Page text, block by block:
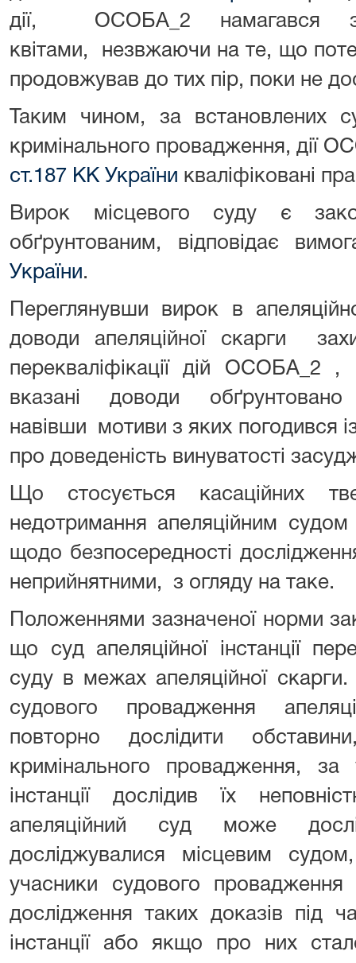
дії, ОСОБА_2 намагався
квітами, незвжаючи на те, що
продовжував до тих пір, поки не
Таким чином, за встановлених
кримінального провадження,
ст.187 КК України кваліфіковані
Вирок місцевого суду є
обґрунтованим, відповідає
України.
Переглянувши вирок в
доводи апеляційної скарги
перекваліфікації дій ОСОБА_2 ,
вказані доводи
навівши мотиви з яких погодився
про доведеність винуватості
Що стосується касаційних
недотримання апеляційним
щодо безпосередності
неприйнятними, з огляду на таке.
Положеннями зазначеної норми
що суд апеляційної інстанції
суду в межах апеляційної
судового провадження
повторно дослідити
кримінального провадження,
інстанції дослідив їх
апеляційний суд може
досліджувалися місцевим
учасники судового
дослідження таких доказів під
інстанції або якщо про них